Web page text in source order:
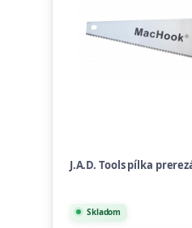
J.A.D. Tools pílka
Skladom